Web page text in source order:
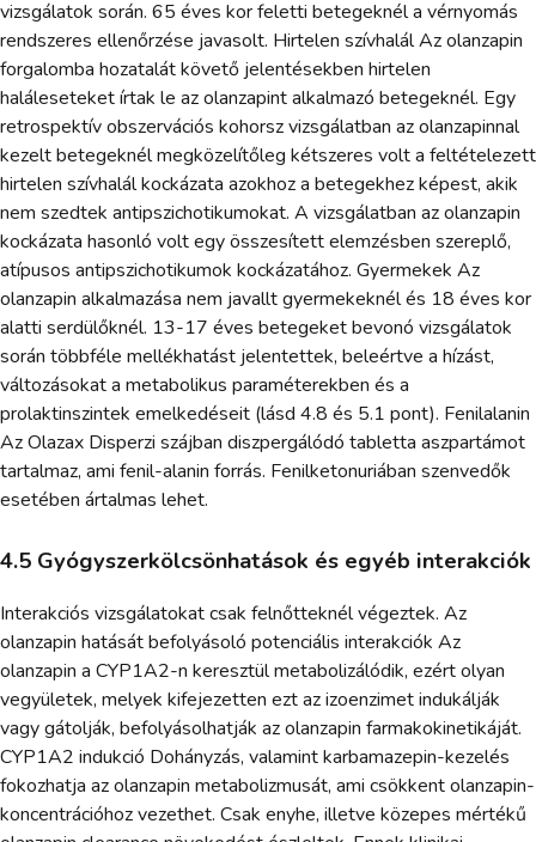
vizsgálatok során. 65 éves kor feletti betegeknél a vérnyomás
rendszeres ellenőrzése javasolt. Hirtelen szívhalál Az olanzapin
forgalomba hozatalát követő jelentésekben hirtelen
haláleseteket írtak le az olanzapint alkalmazó betegeknél. Egy
retrospektív obszervációs kohorsz vizsgálatban az olanzapinnal
kezelt betegeknél megközelítőleg kétszeres volt a feltételezett
hirtelen szívhalál kockázata azokhoz a betegekhez képest, akik
nem szedtek antipszichotikumokat. A vizsgálatban az olanzapin
kockázata hasonló volt egy összesített elemzésben szereplő,
atípusos antipszichotikumok kockázatához. Gyermekek Az
olanzapin alkalmazása nem javallt gyermekeknél és 18 éves kor
alatti serdülőknél. 13-17 éves betegeket bevonó vizsgálatok
során többféle mellékhatást jelentettek, beleértve a hízást,
változásokat a metabolikus paraméterekben és a
prolaktinszintek emelkedéseit (lásd 4.8 és 5.1 pont). Fenilalanin
Az Olazax Disperzi szájban diszpergálódó tabletta aszpartámot
tartalmaz, ami fenil-alanin forrás. Fenilketonuriában szenvedők
esetében ártalmas lehet.
4.5 Gyógyszerkölcsönhatások és egyéb interakciók
Interakciós vizsgálatokat csak felnőtteknél végeztek. Az
olanzapin hatását befolyásoló potenciális interakciók Az
olanzapin a CYP1A2-n keresztül metabolizálódik, ezért olyan
vegyületek, melyek kifejezetten ezt az izoenzimet indukálják
vagy gátolják, befolyásolhatják az olanzapin farmakokinetikáját.
CYP1A2 indukció Dohányzás, valamint karbamazepin-kezelés
fokozhatja az olanzapin metabolizmusát, ami csökkent olanzapin-
koncentrációhoz vezethet. Csak enyhe, illetve közepes mértékű